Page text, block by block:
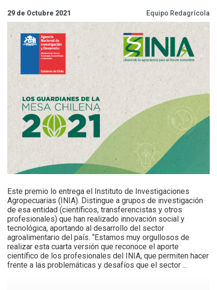
29 de Octubre 2021 Equipo Redagrícola
Este premio lo entrega el Instituto de Investigaciones
Agropecuarias (INIA). Distingue a grupos de investigación
de esa entidad (científicos, transferencistas y otros
profesionales) que han realizado innovación social y
tecnológica, aportando al desarrollo del sector
agroalimentario del país. “Estamos muy orgullosos de
realizar esta cuarta versión que reconoce el aporte
científico de los profesionales del INIA, que permiten hacer
frente a las problemáticas y desafíos que el sector ...